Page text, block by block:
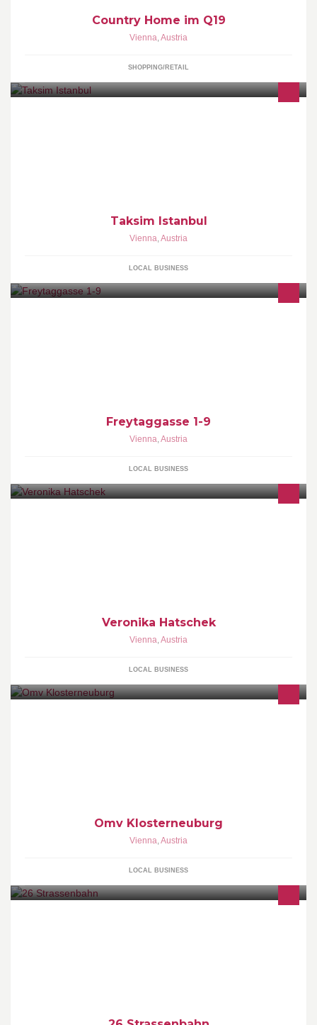
Country Home im Q19
Vienna,Austria
SHOPPING/RETAIL
Taksim Istanbul
Vienna,Austria
LOCAL BUSINESS
Freytaggasse 1-9
Vienna,Austria
LOCAL BUSINESS
Veronika Hatschek
Vienna,Austria
LOCAL BUSINESS
Omv Klosterneuburg
Vienna,Austria
LOCAL BUSINESS